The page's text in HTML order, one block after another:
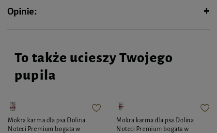
miejscowymi przepisami.
Skład
Opakowanie
Spray 100 ml
Opinie:
To także ucieszy Twojego
pupila
Mokra karma dla psa Dolina
Noteci Premium bogata w
Mokra karma dla psa Dolina
Noteci Premium bogata w